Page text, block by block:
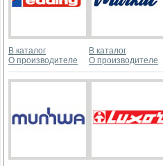
В каталог
О производителе
В каталог
О производителе